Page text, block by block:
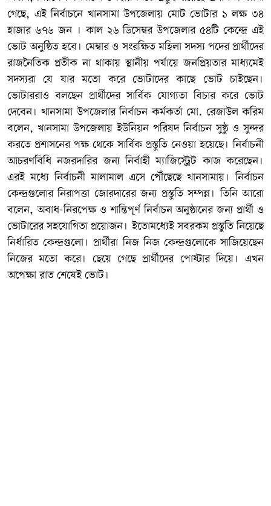
গেছে, এই নির্বাচনে খানসামা উপজেলায় মোট ভোটার ১ লক্ষ ৩৪
হাজার ৬৭৬ জন । কাল ২৬ ডিসেম্বর উপজেলার ৫৪টি কেন্দ্রে এই
ভোট অনুষ্ঠিত হবে। মেম্বার ও সংরক্ষিত মহিলা সদস্য পদের প্রার্থীদের
রাজনৈতিক প্রতীক না থাকায় স্থানীয় পর্যায়ে জনপ্রিয়তার মাধ্যমেই
সদস্যরা যে যার মতো করে ভোটাদের কাছে ভোট চাইছেন।
ভোটাররাও বলছেন প্রার্থীদের সার্বিক যোগ্যতা বিচার করে ভোট
দেবেন। খানসামা উপজেলার নির্বাচন কর্মকর্তা মো. রেজাউল করিম
বলেন, খানসামা উপজেলায় ইউনিয়ন পরিষদ নির্বাচন সুষ্ঠু ও সুন্দর
করতে প্রশাসনের পক্ষ থেকে সার্বিক প্রস্তুতি নেওয়া হয়েছে। নির্বাচনী
আচরণবিধি নজরদারির জন্য নির্বাহী ম্যাজিস্ট্রেট কাজ করেছেন।
এরই মধ্যে নির্বাচনী মালামাল এসে পৌঁছেছে খানসামায়। নির্বাচন
কেন্দ্রগুলোর নিরাপত্তা জোরদারের জন্য প্রস্তুতি সম্পন্ন। তিনি আরো
বলেন, অবাধ-নিরপেক্ষ ও শান্তিপূর্ণ নির্বাচন অনুষ্ঠানের জন্য প্রার্থী ও
ভোটারের সহযোগিতা প্রয়োজন। ইতোমধ্যেই সবরকম প্রস্তুতি নিয়েছে
নির্ধারিত কেন্দ্রগুলো। প্রার্থীরা নিজ নিজ কেন্দ্রগুলোকে সাজিয়েছেন
নিজের মতো করে। ছেয়ে গেছে প্রার্থীদের পোষ্টার দিয়ে। এখন
অপেক্ষা রাত শেষেই ভোট।